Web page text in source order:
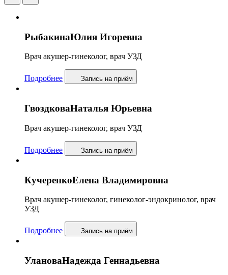
РыбакинаЮлия Игоревна
Врач акушер-гинеколог, врач УЗД
Подробнее Запись на приём
ГвоздковаНаталья Юрьевна
Врач акушер-гинеколог, врач УЗД
Подробнее Запись на приём
КучеренкоЕлена Владимировна
Врач акушер-гинеколог, гинеколог-эндокринолог, врач
УЗД
Подробнее Запись на приём
УлановаНадежда Геннадьевна